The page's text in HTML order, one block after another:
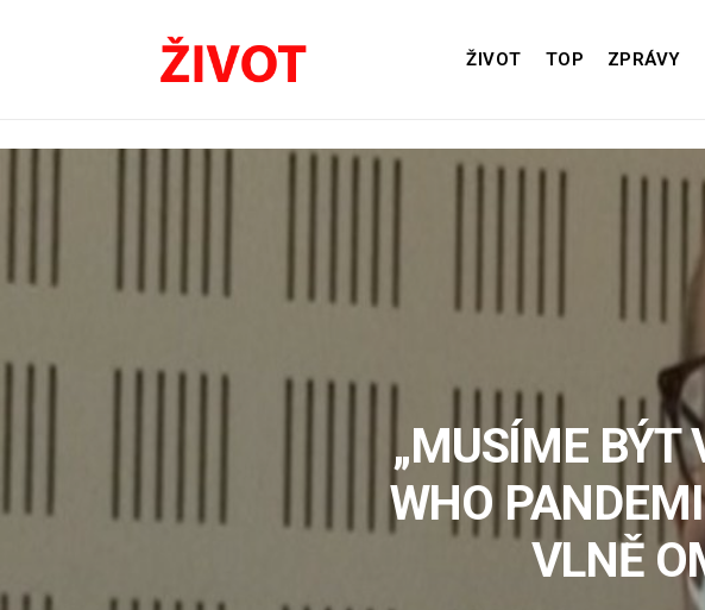
ŽIVOT TOP ZPRÁVY
„MUSÍME BÝT
WHO
VLNĚ